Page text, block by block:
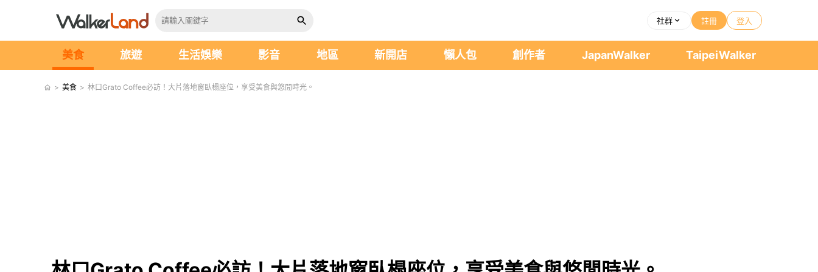
社群 註冊 登入
美食 旅遊 生活娛樂 影音 地區 新開店 懶人包 創作者 JapanWalker TaipeiWalker
> 美食 > 林口Grato Coffee必訪！大片落地窗臥榻座位，享受美食與悠閒時光。